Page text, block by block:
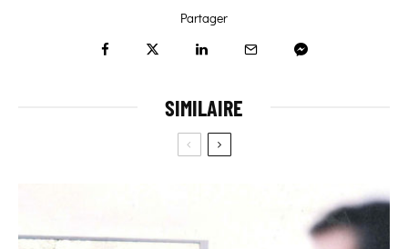
Partager
SIMILAIRE